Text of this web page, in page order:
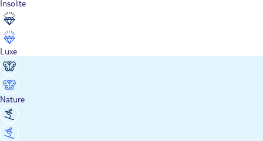
Insolite
Luxe
Nature